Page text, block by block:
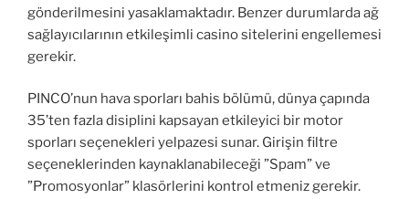
gönderilmesini yasaklamaktadır. Benzer durumlarda ağ
sağlayıcılarının etkileşimli casino sitelerini engellemesi
gerekir.
PINCO’nun hava sporları bahis bölümü, dünya çapında
35’ten fazla disiplini kapsayan etkileyici bir motor
sporları seçenekleri yelpazesi sunar. Girişin filtre
seçeneklerinden kaynaklanabileceği ”Spam” ve
”Promosyonlar” klasörlerini kontrol etmeniz gerekir.